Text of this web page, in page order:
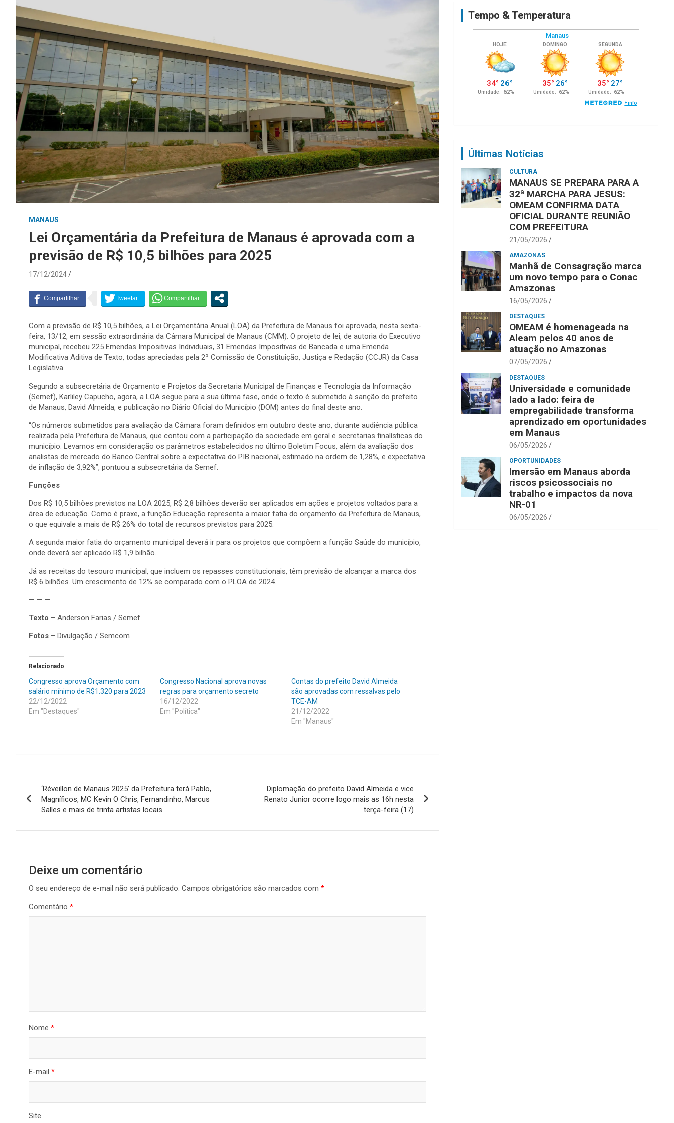
MANAUS
Lei Orçamentária da Prefeitura de Manaus é aprovada com a
previsão de R$ 10,5 bilhões para 2025
17/12/2024
Com a previsão de R$ 10,5 bilhões, a Lei Orçamentária Anual (LOA) da Prefeitura de Manaus foi aprovada, nesta sexta-
feira, 13/12, em sessão extraordinária da Câmara Municipal de Manaus (CMM). O projeto de lei, de autoria do Executivo
municipal, recebeu 225 Emendas Impositivas Individuais, 31 Emendas Impositivas de Bancada e uma Emenda
Modificativa Aditiva de Texto, todas apreciadas pela 2ª Comissão de Constituição, Justiça e Redação (CCJR) da Casa
Legislativa.
Segundo a subsecretária de Orçamento e Projetos da Secretaria Municipal de Finanças e Tecnologia da Informação
(Semef), Karliley Capucho, agora, a LOA segue para a sua última fase, onde o texto é submetido à sanção do prefeito
de Manaus, David Almeida, e publicação no Diário Oficial do Município (DOM) antes do final deste ano.
“Os números submetidos para avaliação da Câmara foram definidos em outubro deste ano, durante audiência pública
realizada pela Prefeitura de Manaus, que contou com a participação da sociedade em geral e secretarias finalísticas do
município. Levamos em consideração os parâmetros estabelecidos no último Boletim Focus, além da avaliação dos
analistas de mercado do Banco Central sobre a expectativa do PIB nacional, estimado na ordem de 1,28%, e expectativa
de inflação de 3,92%”, pontuou a subsecretária da Semef.
Funções
Dos R$ 10,5 bilhões previstos na LOA 2025, R$ 2,8 bilhões deverão ser aplicados em ações e projetos voltados para a
área de educação. Como é praxe, a função Educação representa a maior fatia do orçamento da Prefeitura de Manaus,
o que equivale a mais de R$ 26% do total de recursos previstos para 2025.
A segunda maior fatia do orçamento municipal deverá ir para os projetos que compõem a função Saúde do município,
onde deverá ser aplicado R$ 1,9 bilhão.
Já as receitas do tesouro municipal, que incluem os repasses constitucionais, têm previsão de alcançar a marca dos
R$ 6 bilhões. Um crescimento de 12% se comparado com o PLOA de 2024.
— — —
Texto – Anderson Farias / Semef
Fotos – Divulgação / Semcom
Relacionado
Congresso aprova Orçamento com
salário mínimo de R$1.320 para 2023
22/12/2022
Em "Destaques"
Congresso Nacional aprova novas
regras para orçamento secreto
16/12/2022
Em "Política"
Contas do prefeito David Almeida
são aprovadas com ressalvas pelo
TCE-AM
21/12/2022
Em "Manaus"
de
‘Réveillon de Manaus 2025’ da Prefeitura terá Pablo,
Magníficos, MC Kevin O Chris, Fernandinho, Marcus
Salles e mais de trinta artistas locais
Diplomação do prefeito David Almeida e vice
Renato Junior ocorre logo mais as 16h nesta
terça-feira (17)
Deixe um comentário
O seu endereço de e-mail não será publicado. Campos obrigatórios são marcados com *
Comentário *
Nome *
E-mail *
Site
Tempo & Temperatura
Últimas Notícias
CULTURA
MANAUS SE PREPARA PARA A
32ª MARCHA PARA JESUS:
OMEAM CONFIRMA DATA
OFICIAL DURANTE REUNIÃO
COM PREFEITURA
21/05/2026
AMAZONAS
Manhã de Consagração marca
um novo tempo para o Conac
Amazonas
16/05/2026
DESTAQUES
OMEAM é homenageada na
Aleam pelos 40 anos de
atuação no Amazonas
07/05/2026
DESTAQUES
Universidade e comunidade
lado a lado: feira de
empregabilidade transforma
aprendizado em oportunidades
em Manaus
06/05/2026
OPORTUNIDADES
Imersão em Manaus aborda
riscos psicossociais no
trabalho e impactos da nova
NR-01
06/05/2026